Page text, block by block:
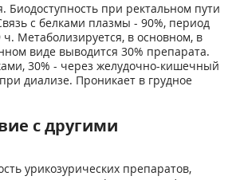
Биодоступность при ректальном пути
с белками плазмы - 90%, период
Метаболизируется, в основном, в
виде выводится 30% препарата.
30% - через желудочно-кишечный
диализе. Проникает в грудное
с другими
урикозурических препаратов,